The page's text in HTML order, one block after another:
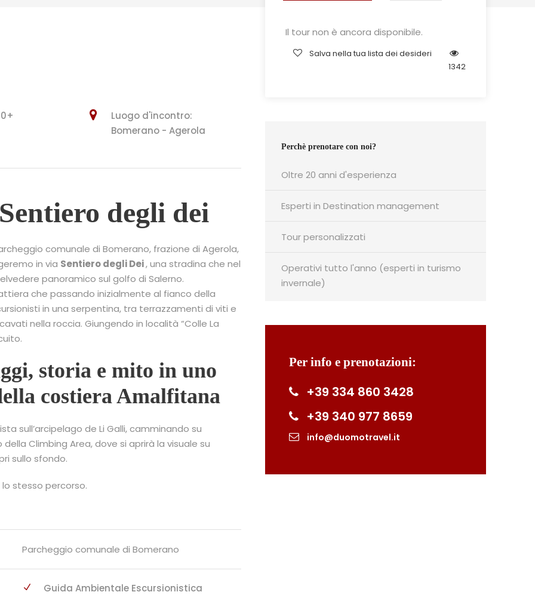
Il tour non è ancora disponibile.
Salva nella tua lista dei desideri
1342
Perchè prenotare con noi?
Oltre 20 anni d'esperienza
Esperti in Destination management
Tour personalizzati
Operativi tutto l'anno (esperti in turismo
invernale)
Per info e prenotazioni:
+39 334 860 3428
+39 340 977 8659
info@duomotravel.it
Luogo d'incontro:
Bomerano - Agerola
degli dei
comunale di Bomerano, frazione di Agerola,
in via Sentiero degli Dei, una stradina che nel
panoramico sul golfo di Salerno.
che passando inizialmente al fianco della
in una serpentina, tra terrazzamenti di viti e
nella roccia. Giungendo in località “Colle La
storia e mito in uno
costiera Amalfitana
sull’arcipelago de Li Galli, camminando su
Climbing Area, dove si aprirà la visuale su
sullo sfondo.
stesso percorso.
Parcheggio comunale di Bomerano
Guida Ambientale Escursionistica